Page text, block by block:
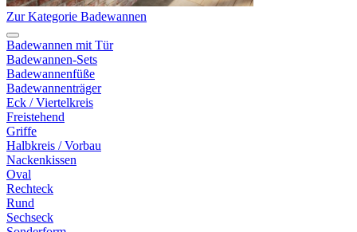
Zur Kategorie Badewannen
Badewannen mit Tür
Badewannen-Sets
Badewannenfüße
Badewannenträger
Eck / Viertelkreis
Freistehend
Griffe
Halbkreis / Vorbau
Nackenkissen
Oval
Rechteck
Rund
Sechseck